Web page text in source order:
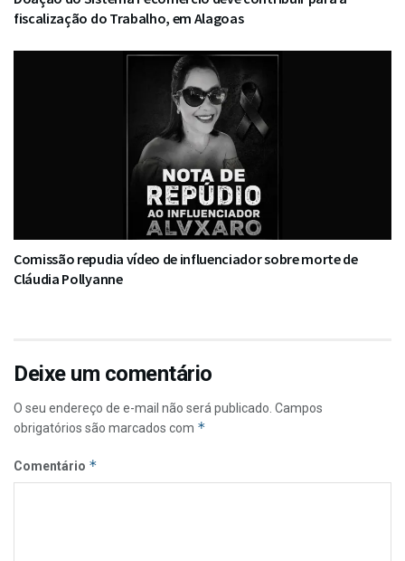
fiscalização do Trabalho, em Alagoas
Comissão repudia vídeo de influenciador sobre morte de
Cláudia Pollyanne
Deixe um comentário
O seu endereço de e-mail não será publicado. Campos
obrigatórios são marcados com *
Comentário *